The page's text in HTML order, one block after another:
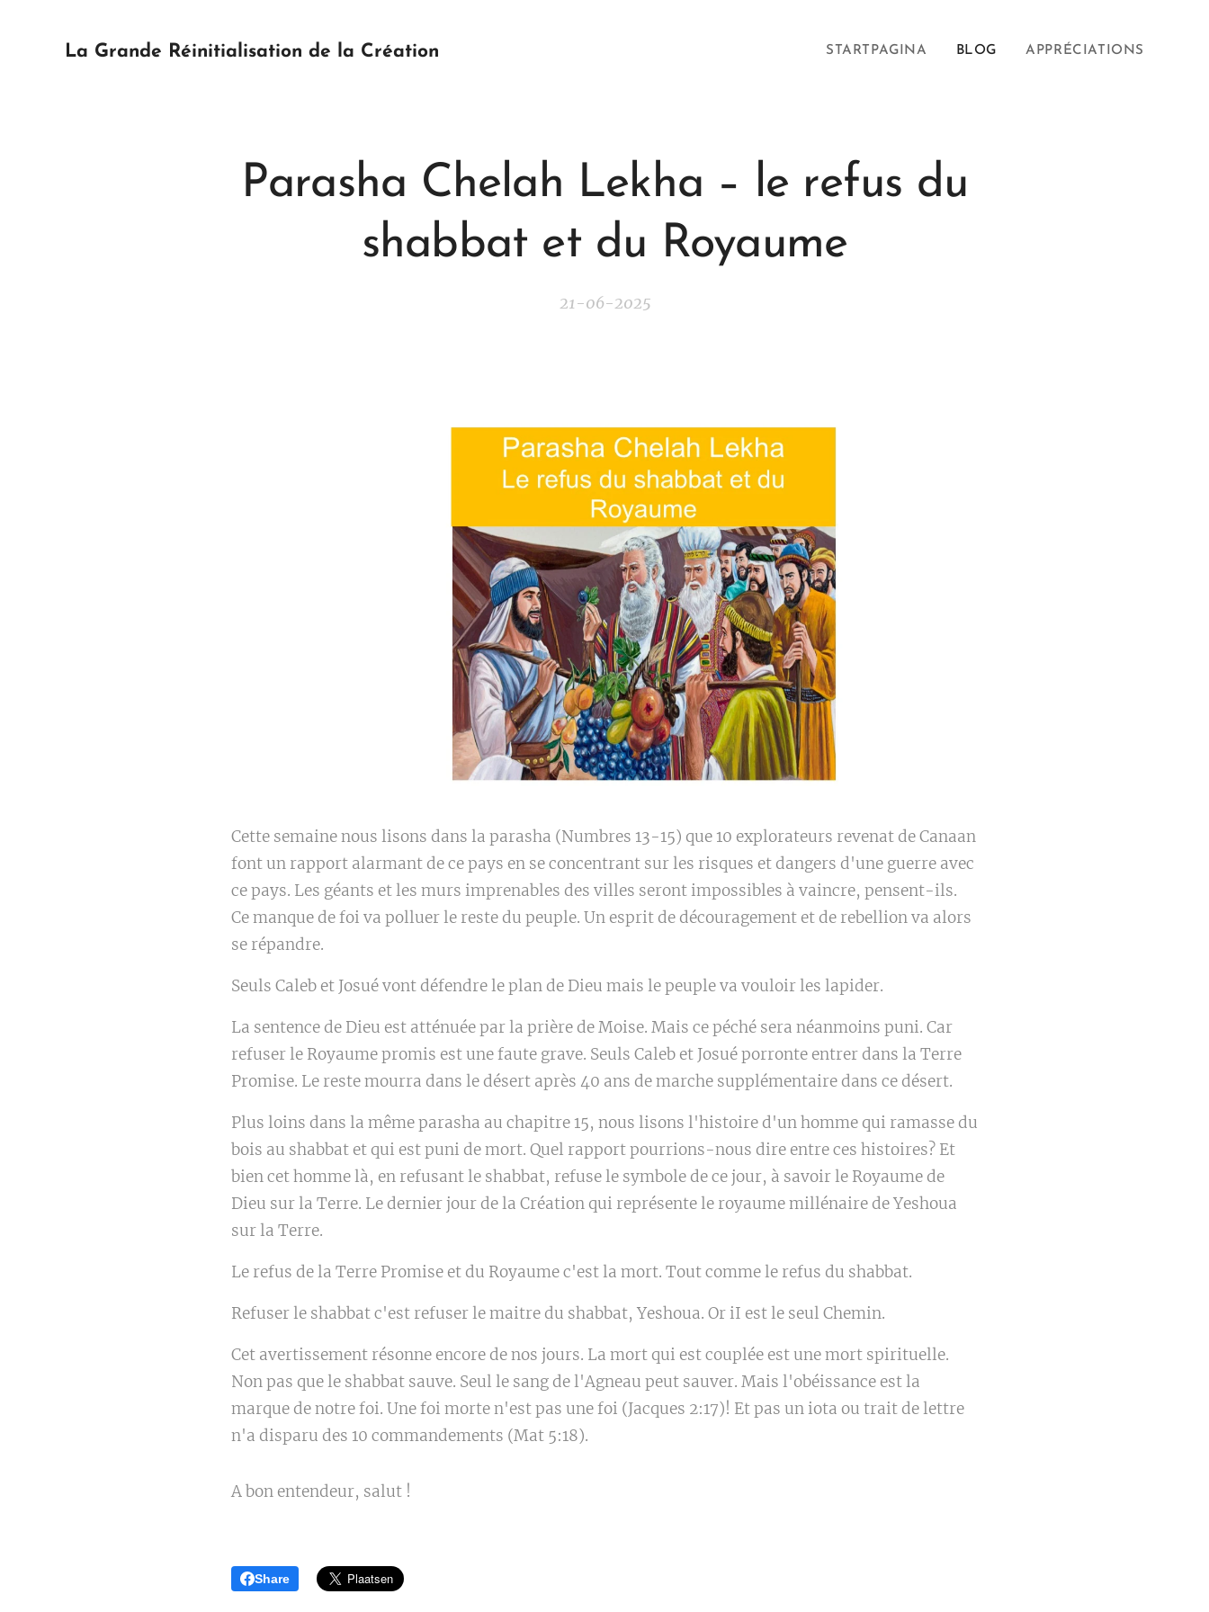
La Grande Réinitialisation de la Création STARTPAGINA BLOG APPRÉCIATIONS
Parasha Chelah Lekha – le refus du
shabbat et du Royaume
21-06-2025
Cette semaine nous lisons dans la parasha (Numbres 13-15) que 10 explorateurs revenat de Canaan
font un rapport alarmant de ce pays en se concentrant sur les risques et dangers d'une guerre avec
ce pays. Les géants et les murs imprenables des villes seront impossibles à vaincre, pensent-ils.
Ce manque de foi va polluer le reste du peuple. Un esprit de découragement et de rebellion va alors
se répandre.
Seuls Caleb et Josué vont défendre le plan de Dieu mais le peuple va vouloir les lapider.
La sentence de Dieu est atténuée par la prière de Moise. Mais ce péché sera néanmoins puni. Car
refuser le Royaume promis est une faute grave. Seuls Caleb et Josué porronte entrer dans la Terre
Promise. Le reste mourra dans le désert après 40 ans de marche supplémentaire dans ce désert.
Plus loins dans la même parasha au chapitre 15, nous lisons l'histoire d'un homme qui ramasse du
bois au shabbat et qui est puni de mort. Quel rapport pourrions-nous dire entre ces histoires? Et
bien cet homme là, en refusant le shabbat, refuse le symbole de ce jour, à savoir le Royaume de
Dieu sur la Terre. Le dernier jour de la Création qui représente le royaume millénaire de Yeshoua
sur la Terre.
Le refus de la Terre Promise et du Royaume c'est la mort. Tout comme le refus du shabbat.
Refuser le shabbat c'est refuser le maitre du shabbat, Yeshoua. Or iI est le seul Chemin.
Cet avertissement résonne encore de nos jours. La mort qui est couplée est une mort spirituelle.
Non pas que le shabbat sauve. Seul le sang de l'Agneau peut sauver. Mais l'obéissance est la
marque de notre foi. Une foi morte n'est pas une foi (Jacques 2:17)! Et pas un iota ou trait de lettre
n'a disparu des 10 commandements (Mat 5:18).
A bon entendeur, salut !
Share